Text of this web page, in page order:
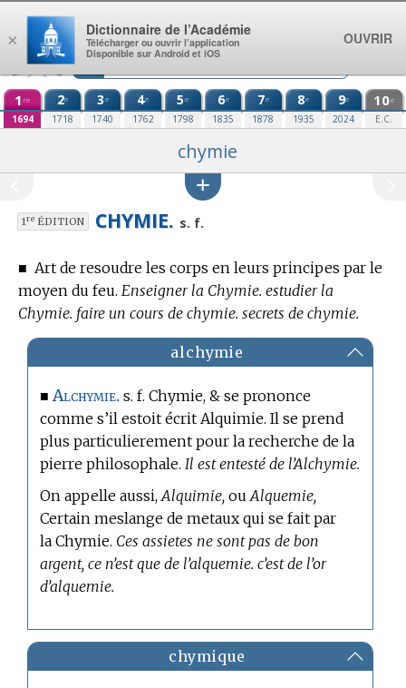
Aller au contenu
1 re
1694
2e
1718
3e
1740
4e
1762
5e
1798
6e
1835
7e
1878
8e
1935
9e
2024
10e
E.C.
chymie
1reÉDITION CHYMIE. s. f.
■ Art de resoudre les corps en leurs principes par le
moyen du feu. Enseigner la Chymie. estudier la
Chymie. faire un cours de chymie. secrets de chymie.
alchymie
■ Alchymie. s. f. Chymie, & se prononce
comme s’il estoit écrit Alquimie. Il se prend
plus particulierement pour la recherche de la
pierre philosophale. Il est entesté de l’Alchymie.
On appelle aussi,Alquimie, ouAlquemie,
Certain meslange de metaux qui se fait par
la Chymie. Ces assietes ne sont pas de bon
argent, ce n’est que de l’alquemie. c’est de l’or
d’alquemie.
chymique
×
Dictionnaire de l’Académie
Télécharger ou ouvrir l’application
Disponible sur Android et iOS
OUVRIR